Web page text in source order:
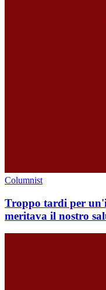
Columnist
Troppo tardi per
meritava il nostro